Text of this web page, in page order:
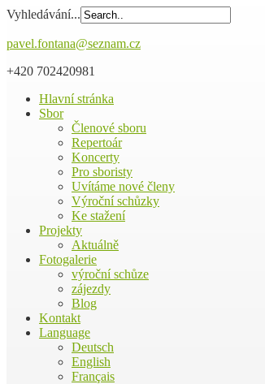
Vyhledávání...
pavel.fontana@seznam.cz
+420 702420981
Hlavní stránka
Sbor
Členové sboru
Repertoár
Koncerty
Pro sboristy
Uvítáme nové členy
Výroční schůzky
Ke stažení
Projekty
Aktuálně
Fotogalerie
výroční schůze
zájezdy
Blog
Kontakt
Language
Deutsch
English
Français